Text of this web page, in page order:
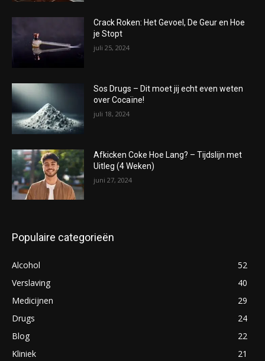
Crack Roken: Het Gevoel, De Geur en Hoe
je Stopt
juli 25, 2024
Sos Drugs – Dit moet jij echt even weten
over Cocaïne!
juli 18, 2024
Afkicken Coke Hoe Lang? – Tijdslijn met
Uitleg (4 Weken)
juni 27, 2024
Populaire categorieën
Alcohol
52
Verslaving
40
Medicijnen
29
Drugs
24
Blog
22
Kliniek
21